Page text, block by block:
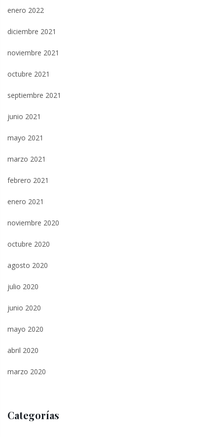
enero 2022
diciembre 2021
noviembre 2021
octubre 2021
septiembre 2021
junio 2021
mayo 2021
marzo 2021
febrero 2021
enero 2021
noviembre 2020
octubre 2020
agosto 2020
julio 2020
junio 2020
mayo 2020
abril 2020
marzo 2020
Categorías